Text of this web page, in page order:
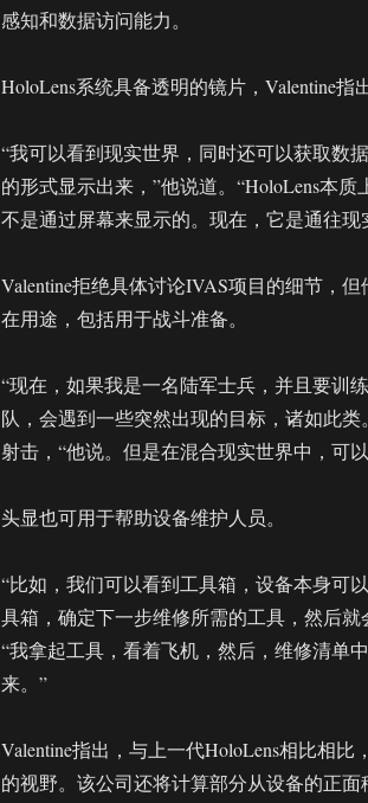
感知和数据访问能力。
HoloLens系统具备透明的镜片，Valentine指出
“我可以看到现实世界，同时还可以获取数
的形式显示出来，”他说道。“HoloLens本
不是通过屏幕来显示的。现在，它是通往
Valentine拒绝具体讨论IVAS项目的细节，
在用途，包括用于战斗准备。
“现在，如果我是一名陆军士兵，并且要训
队，会遇到一些突然出现的目标，诸如此
射击，“他说。但是在混合现实世界中，可
头显也可用于帮助设备维护人员。
“比如，我们可以看到工具箱，设备本身可
具箱，确定下一步维修所需的工具，然后就
“我拿起工具，看着飞机，然后，维修清单
来。”
Valentine指出，与上一代HoloLens相比相
的视野。该公司还将计算部分从设备的正